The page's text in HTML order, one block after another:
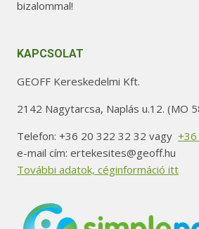
bizalommal!
KAPCSOLAT
GEOFF Kereskedelmi Kft.
2142 Nagytarcsa, Naplás u.12. (MO
Telefon: +36 20 322 32 32 vagy +36
e-mail cím: ertekesites@geoff.hu
További adatok, céginformáció itt